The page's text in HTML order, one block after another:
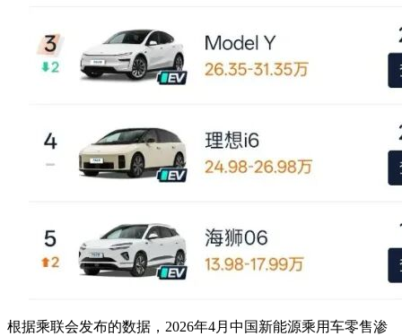
根据乘联会发布的数据，2026年4月中国新能源乘用车零售渗